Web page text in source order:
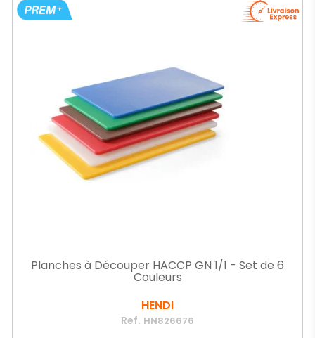
Planches à Découper HACCP GN 1/1 - Set de 6
Couleurs
HENDI
Ref. HN826676